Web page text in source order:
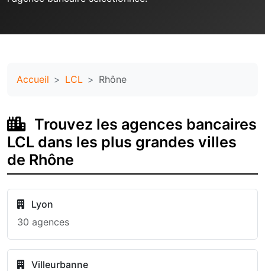
Accueil LCL Rhône
Trouvez les agences bancaires
LCL dans les plus grandes villes
de Rhône
Lyon
30 agences
Villeurbanne